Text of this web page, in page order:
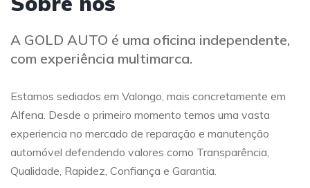
A GOLD AUTO é uma oficina independente,
com experiência multimarca.
Estamos sediados em Valongo, mais concretamente em
Alfena. Desde o primeiro momento temos uma vasta
experiencia no mercado de reparação e manutenção
automóvel defendendo valores como Transparência,
Qualidade, Rapidez, Confiança e Garantia.